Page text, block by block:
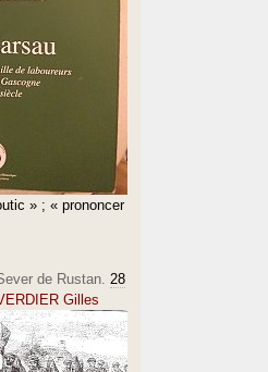
» ; « prononcer
de Rustan. 28
Gilles